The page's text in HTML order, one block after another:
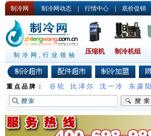
制冷网 制冷网动态 | 行情中心 | 底价促销
制冷网,行业领袖 压缩机 制冷机组
重点品牌： 谷轮 比泽尔 沈一冷 东露阳